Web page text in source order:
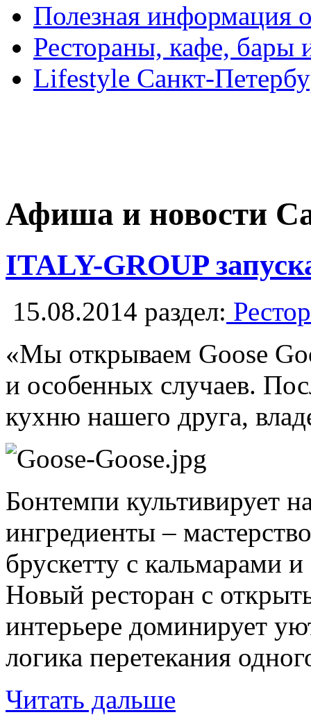
Полезная информация
Рестораны, кафе, бары
Lifestyle Санкт-
Афиша и новости
ITALY-GROUP
15.08.2014 раздел:
«Мы открываем Goose
и особенных случаев.
кухню нашего друга,
Бонтемпи культивирует
ингредиенты –
брускетту с кальмарами
Новый ресторан с
интерьере доминирует
логика перетекания
Читать дальше